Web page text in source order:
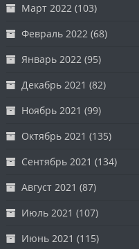
Март 2022 (103)
Февраль 2022 (68)
Январь 2022 (95)
Декабрь 2021 (82)
Ноябрь 2021 (99)
Октябрь 2021 (135)
Сентябрь 2021 (134)
Август 2021 (87)
Июль 2021 (107)
Июнь 2021 (115)